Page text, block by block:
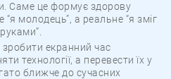
Саме це формує здорову
“я молодець”, а реальне “я зміг
зробити екранний час
технології, а перевести їх у
ближче до сучасних